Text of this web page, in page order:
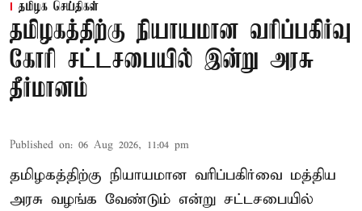
தமிழக செய்திகள்
தமிழகத்திற்கு நியாயமான வரிப்பகிர்வு
கோரி சட்டசபையில் இன்று அரசு
தீர்மானம்
Published on: 06 Aug 2026, 11:04 pm
தமிழகத்திற்கு நியாயமான வரிப்பகிர்வை மத்திய
அரசு வழங்க வேண்டும் என்று சட்டசபையில்